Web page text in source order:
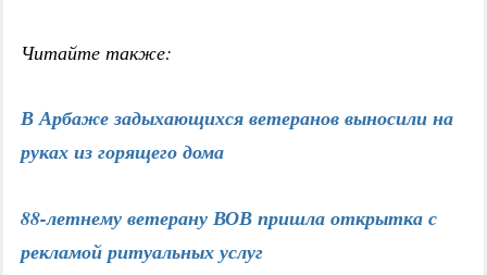
Читайте также:
В Арбаже задыхающихся ветеранов выносили на
руках из горящего дома
88-летнему ветерану ВОВ пришла открытка с
рекламой ритуальных услуг